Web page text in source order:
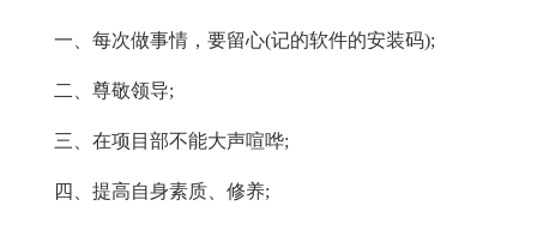
一、每次做事情，要留心(记的软件的安装码);
二、尊敬领导;
三、在项目部不能大声喧哗;
四、提高自身素质、修养;